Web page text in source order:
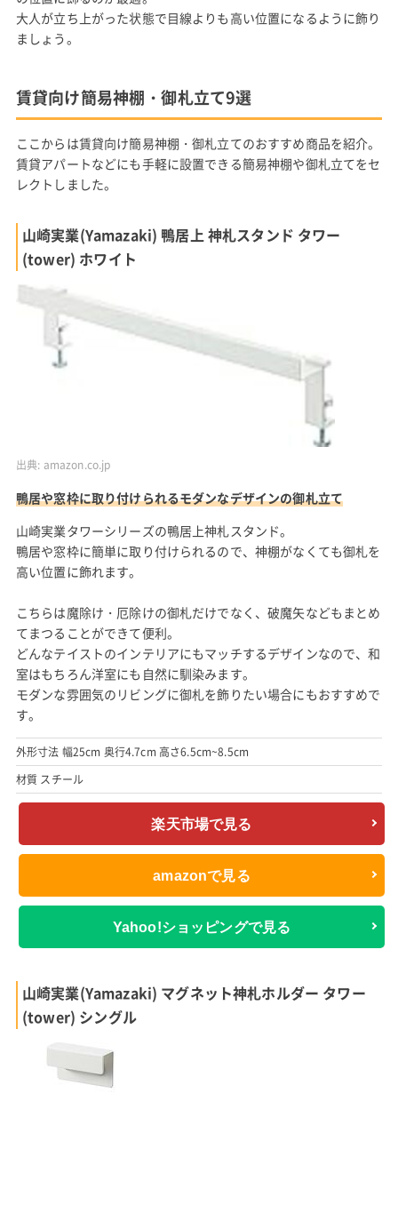
大人が立ち上がった状態で目線よりも高い位置になるように飾り
ましょう。
賃貸向け簡易神棚・御札立て9選
ここからは賃貸向け簡易神棚・御札立てのおすすめ商品を紹介。
賃貸アパートなどにも手軽に設置できる簡易神棚や御札立てをセ
レクトしました。
山崎実業(Yamazaki) 鴨居上 神札スタンド タワー
(tower) ホワイト
出典: amazon.co.jp
鴨居や窓枠に取り付けられるモダンなデザインの御札立て
山崎実業タワーシリーズの鴨居上神札スタンド。
鴨居や窓枠に簡単に取り付けられるので、神棚がなくても御札を
高い位置に飾れます。
こちらは魔除け・厄除けの御札だけでなく、破魔矢などもまとめ
てまつることができて便利。
どんなテイストのインテリアにもマッチするデザインなので、和
室はもちろん洋室にも自然に馴染みます。
モダンな雰囲気のリビングに御札を飾りたい場合にもおすすめで
す。
外形寸法 幅25cm 奥行4.7cm 高さ6.5cm~8.5cm
材質 スチール
楽天市場で見る
amazonで見る
Yahoo!ショッピングで見る
山崎実業(Yamazaki) マグネット神札ホルダー タワー
(tower) シングル